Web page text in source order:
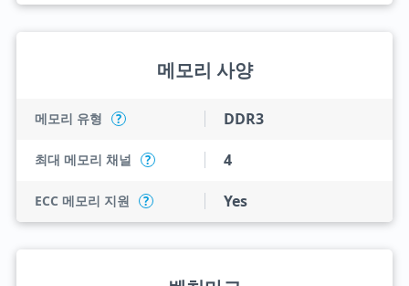
메모리 사양
메모리 유형 ? DDR3
최대 메모리 채널 ? 4
ECC 메모리 지원 ? Yes